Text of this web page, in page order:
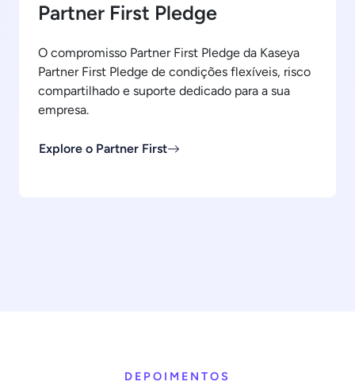
Partner First Pledge
O compromisso Partner First Pledge da Kaseya
Partner First Pledge de condições flexíveis, risco
compartilhado e suporte dedicado para a sua
empresa.
Explore o Partner First
DEPOIMENTOS